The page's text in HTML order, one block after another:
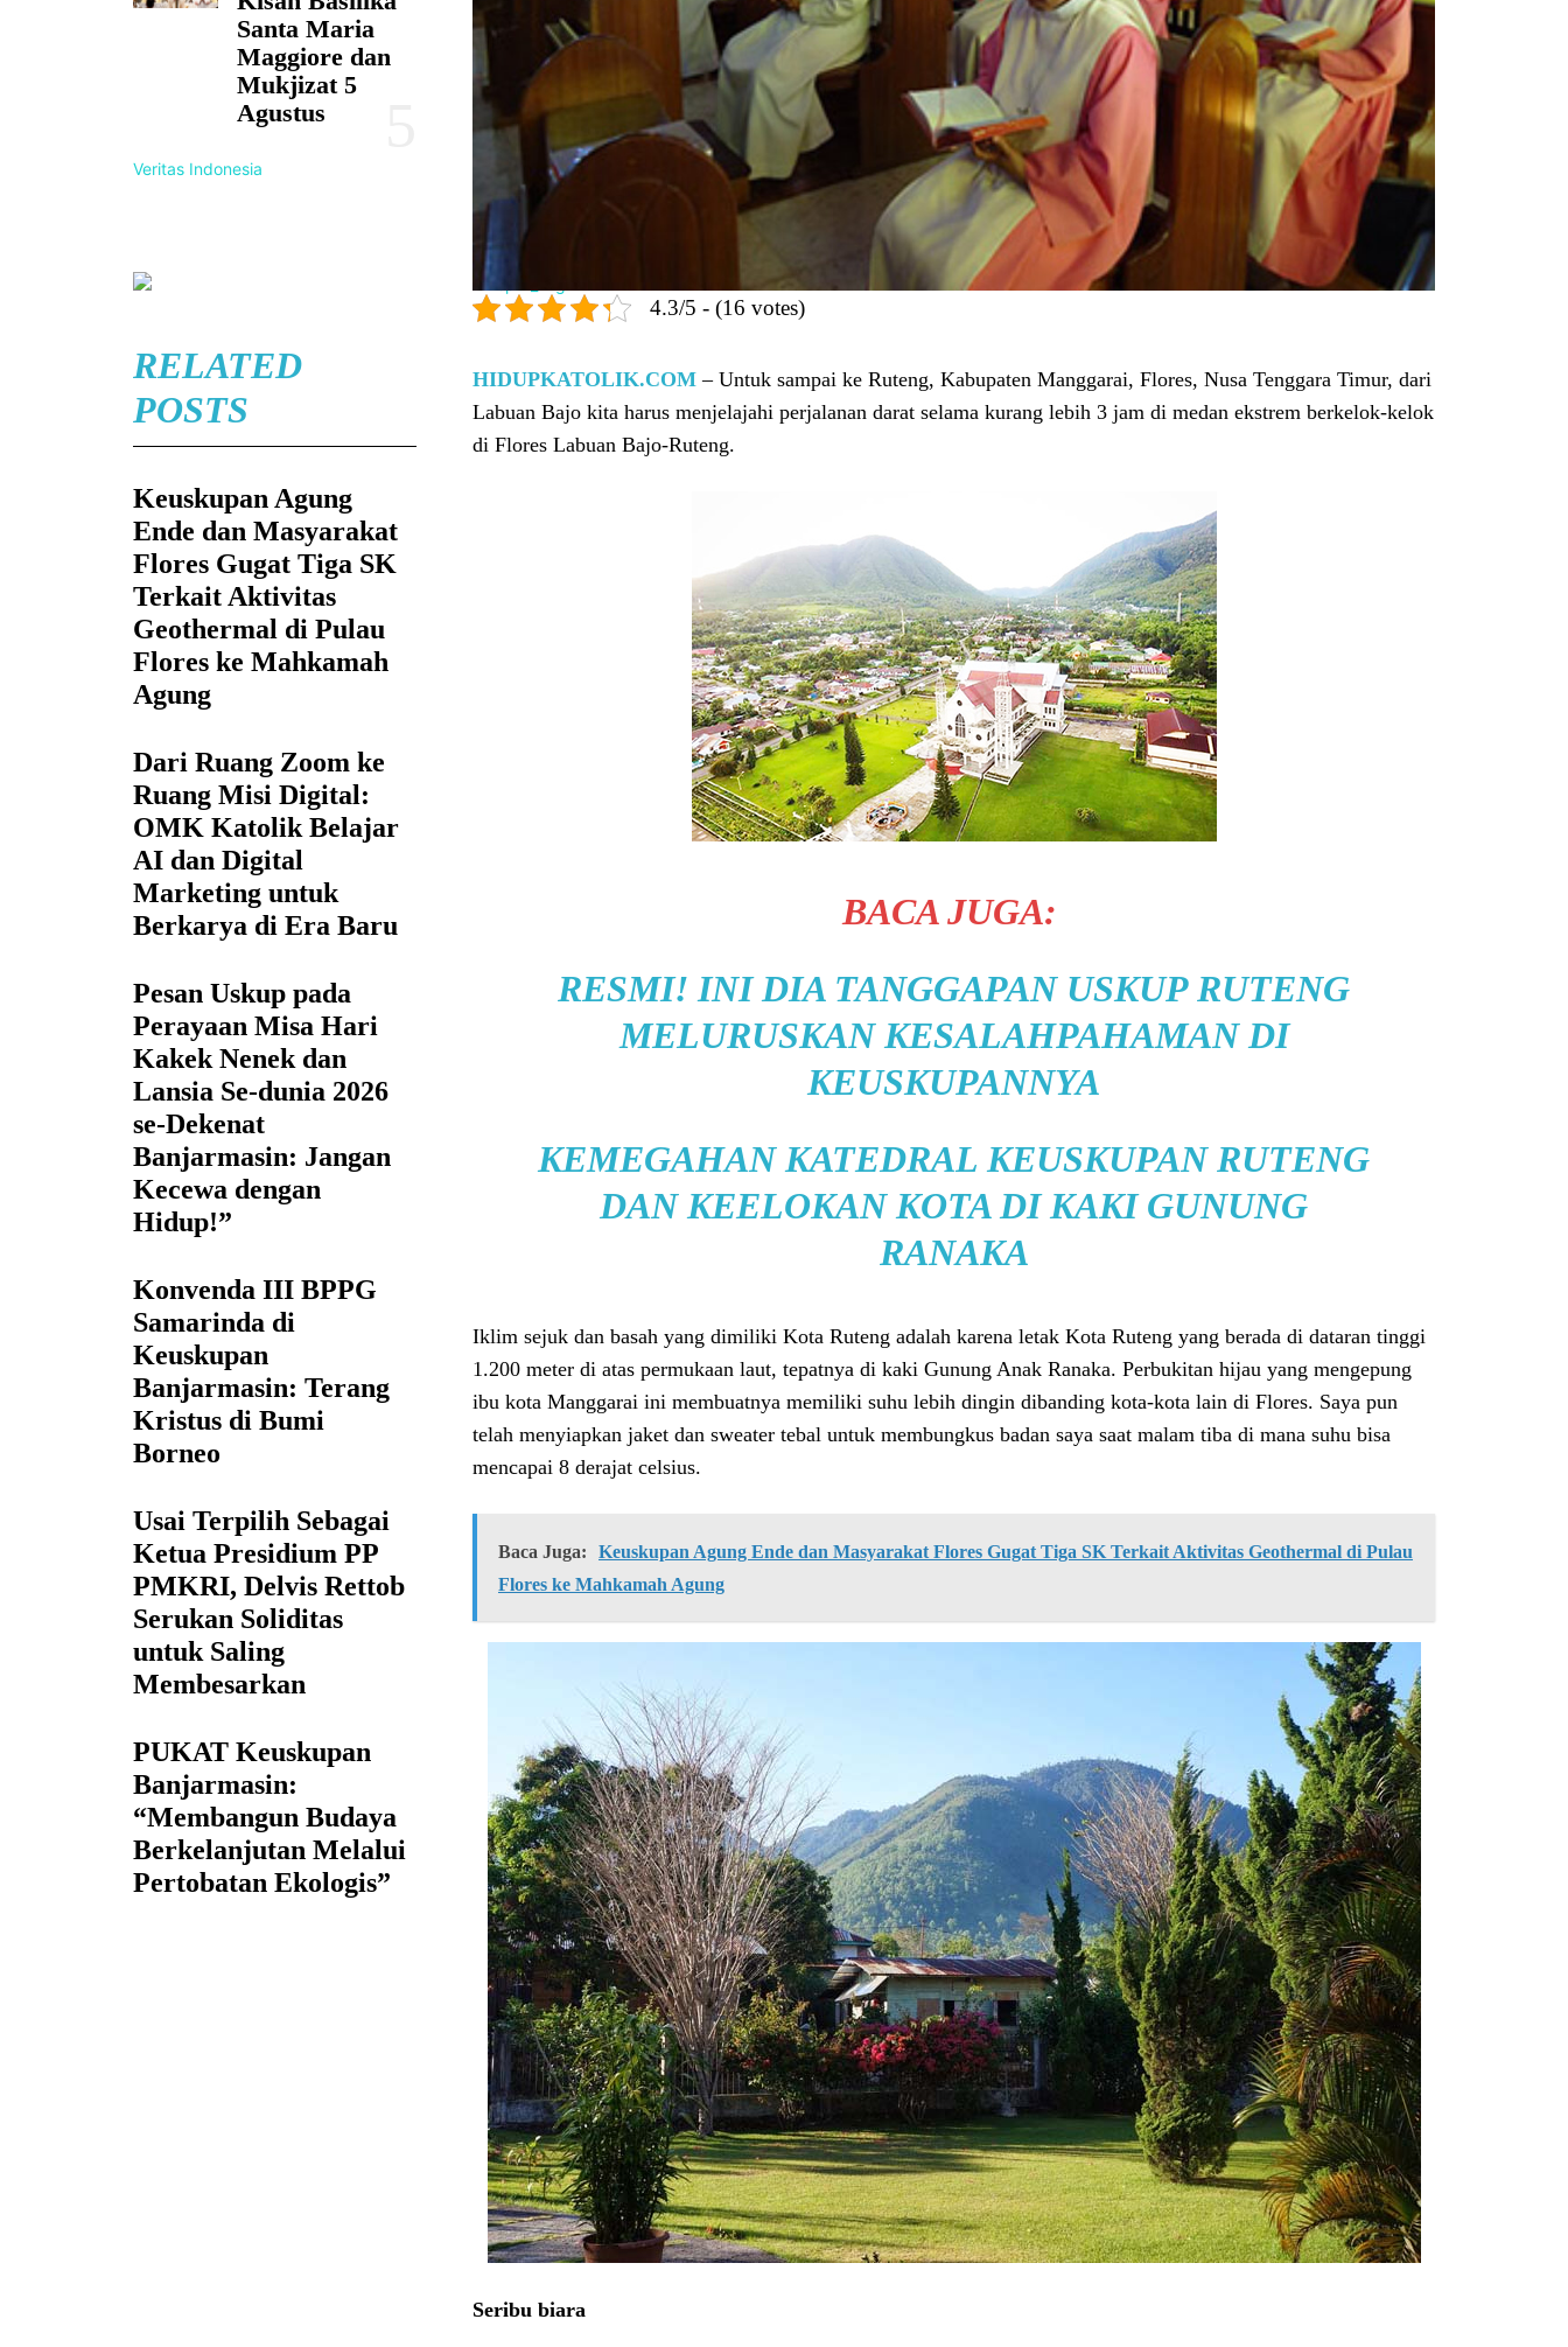
Santa Maria
Maggiore dan
Mukjizat 5
Agustus
Veritas Indonesia
RELATED
POSTS
Keuskupan Agung
Ende dan Masyarakat
Flores Gugat Tiga SK
Terkait Aktivitas
Geothermal di Pulau
Flores ke Mahkamah
Agung
Dari Ruang Zoom ke
Ruang Misi Digital:
OMK Katolik Belajar
AI dan Digital
Marketing untuk
Berkarya di Era Baru
Pesan Uskup pada
Perayaan Misa Hari
Kakek Nenek dan
Lansia Se-dunia 2026
se-Dekenat
Banjarmasin: Jangan
Kecewa dengan
Hidup!”
Konvenda III BPPG
Samarinda di
Keuskupan
Banjarmasin: Terang
Kristus di Bumi
Borneo
Usai Terpilih Sebagai
Ketua Presidium PP
PMKRI, Delvis Rettob
Serukan Soliditas
untuk Saling
Membesarkan
PUKAT Keuskupan
Banjarmasin:
“Membangun Budaya
Berkelanjutan Melalui
Pertobatan Ekologis”
4.3/5 - (16 votes)
HIDUPKATOLIK.COM – Untuk sampai ke Ruteng, Kabupaten Manggarai, Flores, Nusa Tenggara Timur, dari
Labuan Bajo kita harus menjelajahi perjalanan darat selama kurang lebih 3 jam di medan ekstrem berkelok-kelok
di Flores Labuan Bajo-Ruteng.
BACA JUGA:
RESMI! INI DIA TANGGAPAN USKUP RUTENG
MELURUSKAN KESALAHPAHAMAN DI
KEUSKUPANNYA
KEMEGAHAN KATEDRAL KEUSKUPAN RUTENG
DAN KEELOKAN KOTA DI KAKI GUNUNG
RANAKA
Iklim sejuk dan basah yang dimiliki Kota Ruteng adalah karena letak Kota Ruteng yang berada di dataran tinggi
1.200 meter di atas permukaan laut, tepatnya di kaki Gunung Anak Ranaka. Perbukitan hijau yang mengepung
ibu kota Manggarai ini membuatnya memiliki suhu lebih dingin dibanding kota-kota lain di Flores. Saya pun
telah menyiapkan jaket dan sweater tebal untuk membungkus badan saya saat malam tiba di mana suhu bisa
mencapai 8 derajat celsius.
Baca Juga:
Keuskupan Agung Ende dan Masyarakat Flores Gugat Tiga SK Terkait Aktivitas Geothermal di Pulau
Flores ke Mahkamah Agung
Seribu biara